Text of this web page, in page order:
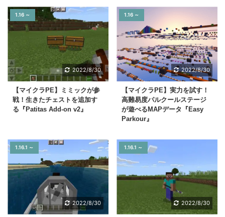
1.16 ～
2022/8/30
【マイクラPE】ミミックが参
戦！生きたチェストを追加す
る『Patitas Add-on v2』
1.16 ～
2022/8/30
【マイクラPE】実力を試す！
高難易度パルクールステージ
が遊べるMAPデータ『Easy
Parkour』
1.16.1 ～
2022/8/30
1.16.1 ～
2022/8/30